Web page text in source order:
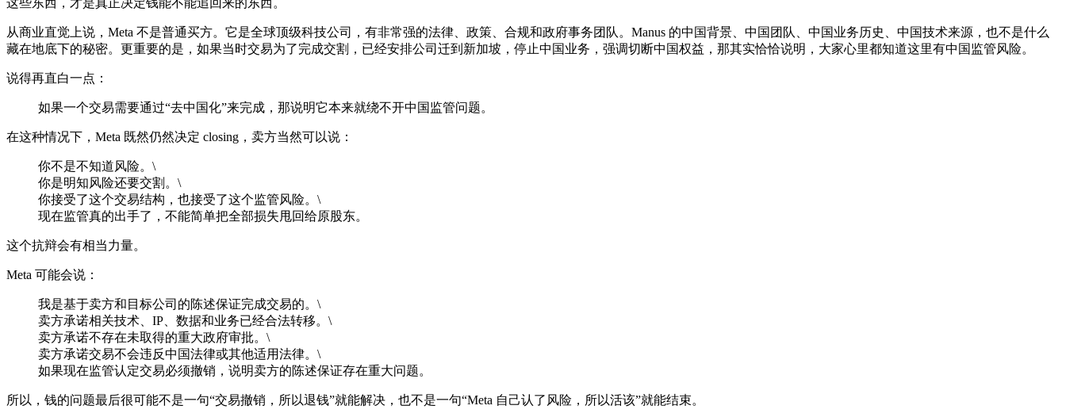
从商业直觉上说，Meta 不是普通买方。它是全球顶级科技公司，有非常强的法律、政策、合规和政府事务团队。Manus 的中国背景、中国团队、中国业务历史、中国技术来源，也不是什么
藏在地底下的秘密。更重要的是，如果当时交易为了完成交割，已经安排公司迁到新加坡，停止中国业务，强调切断中国权益，那其实恰恰说明，大家心里都知道这里有中国监管风险。
说得再直白一点：
如果一个交易需要通过“去中国化”来完成，那说明它本来就绕不开中国监管问题。
在这种情况下，Meta 既然仍然决定 closing，卖方当然可以说：
你不是不知道风险。\
你是明知风险还要交割。\
你接受了这个交易结构，也接受了这个监管风险。\
现在监管真的出手了，不能简单把全部损失甩回给原股东。
这个抗辩会有相当力量。
Meta 可能会说：
我是基于卖方和目标公司的陈述保证完成交易的。\
卖方承诺相关技术、IP、数据和业务已经合法转移。\
卖方承诺不存在未取得的重大政府审批。\
卖方承诺交易不会违反中国法律或其他适用法律。\
如果现在监管认定交易必须撤销，说明卖方的陈述保证存在重大问题。
所以，钱的问题最后很可能不是一句“交易撤销，所以退钱”就能解决，也不是一句“Meta 自己认了风险，所以活该”就能结束。